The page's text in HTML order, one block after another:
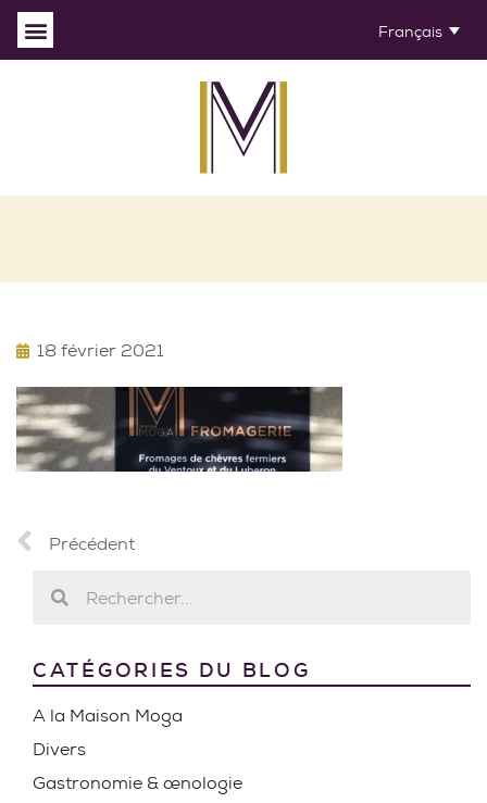
Français
18 février 2021
Précédent
CATÉGORIES DU BLOG
A la Maison Moga
Divers
Gastronomie & œnologie